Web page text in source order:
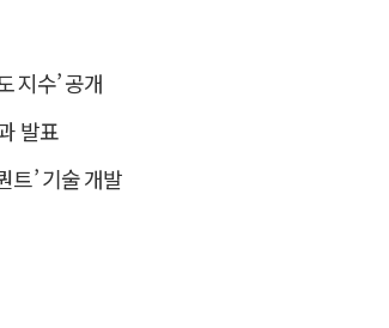
지수’ 공개
발표
트’ 기술 개발